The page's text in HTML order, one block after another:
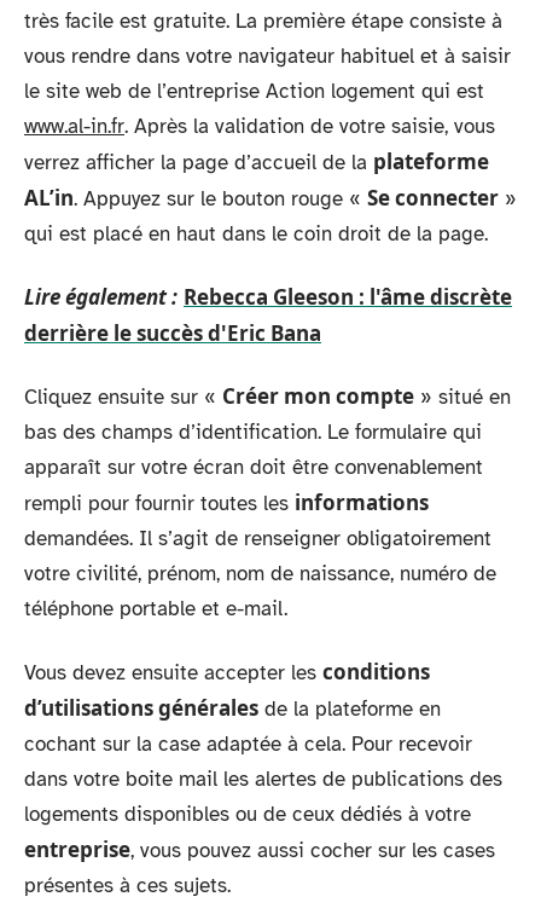
très facile est gratuite. La première étape consiste à
vous rendre dans votre navigateur habituel et à saisir
le site web de l’entreprise Action logement qui est
www.al-in.fr. Après la validation de votre saisie, vous
verrez afficher la page d’accueil de la plateforme
AL’in. Appuyez sur le bouton rouge « Se connecter »
qui est placé en haut dans le coin droit de la page.
Lire également : Rebecca Gleeson : l'âme discrète
derrière le succès d'Eric Bana
Cliquez ensuite sur « Créer mon compte » situé en
bas des champs d’identification. Le formulaire qui
apparaît sur votre écran doit être convenablement
rempli pour fournir toutes les informations
demandées. Il s’agit de renseigner obligatoirement
votre civilité, prénom, nom de naissance, numéro de
téléphone portable et e-mail.
Vous devez ensuite accepter les conditions
d’utilisations générales de la plateforme en
cochant sur la case adaptée à cela. Pour recevoir
dans votre boite mail les alertes de publications des
logements disponibles ou de ceux dédiés à votre
entreprise, vous pouvez aussi cocher sur les cases
présentes à ces sujets.